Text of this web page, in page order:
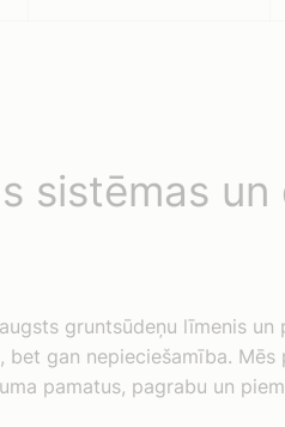
sistēmas un
gruntsūdeņu līmenis
bet gan nepieciešamība.
pamatus, pagrabu un